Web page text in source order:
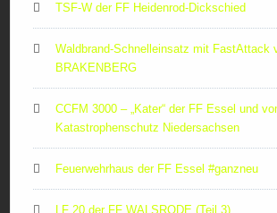
TSF-W der FF Heidenrod-Dickschied
Waldbrand-Schnelleinsatz mit FastAttack
BRAKENBERG
CCFM 3000 – „Kater“ der FF Essel und
Katastrophenschutz Niedersachsen
Feuerwehrhaus der FF Essel #ganzneu
LF 20 der FF WALSRODE (Teil 3)